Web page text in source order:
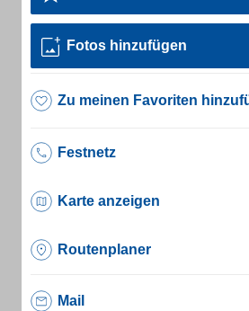
Fotos hinzufügen
Zu meinen Favoriten
Festnetz
Karte anzeigen
Routenplaner
Mail